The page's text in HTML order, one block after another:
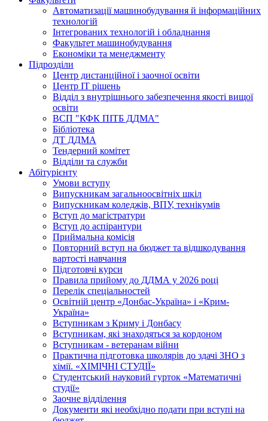
Автоматизації машинобудування й інформаційних
технологій
Інтегрованих технологій і обладнання
Факультет машинобудування
Економіки та менеджменту
Підрозділи
Центр дистанційної і заочної освіти
Центр ІТ рішень
Відділ з внутрішнього забезпечення якості вищої
освіти
ВСП "КФК ПІТБ ДДМА"
Бібліотека
ДТ ДДМА
Тендерний комітет
Відділи та служби
Абітурієнту
Умови вступу
Випускникам загальноосвітніх шкіл
Випускникам коледжів, ВПУ, технікумів
Вступ до магістратури
Вступ до аспірантури
Приймальна комісія
Повторний вступ на бюджет та відшкодування
вартості навчання
Підготовчі курси
Правила прийому до ДДМА у 2026 році
Перелік спеціальностей
Освітній центр «Донбас-Україна» і «Крим-
Україна»
Вступникам з Криму і Донбасу
Вступникам, які знаходяться за кордоном
Вступникам - ветеранам війни
Практична підготовка школярів до здачі ЗНО з
хімії. «ХІМІЧНІ СТУДІЇ»
Студентський науковий гурток «Математичні
студії»
Заочне відділення
Документи які необхідно подати при вступі на